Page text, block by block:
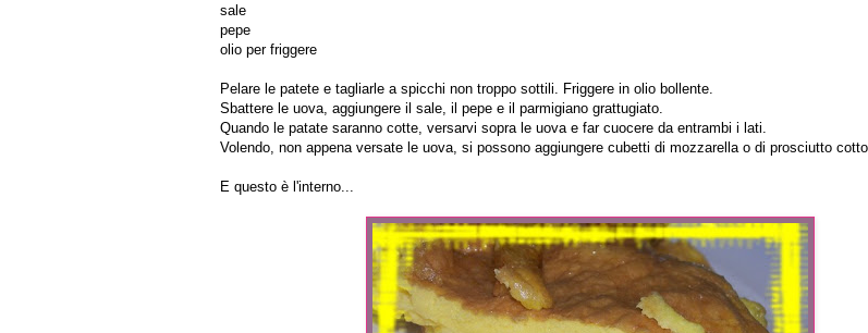
sale
pepe
olio per friggere
Pelare le patete e tagliarle a spicchi non troppo sottili. Friggere in olio bollente.
Sbattere le uova, aggiungere il sale, il pepe e il parmigiano grattugiato.
Quando le patate saranno cotte, versarvi sopra le uova e far cuocere da entrambi i lati.
Volendo, non appena versate le uova, si possono aggiungere cubetti di mozzarella o di prosciutto
E questo è l'interno...